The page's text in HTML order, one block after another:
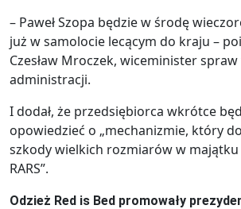
– Paweł Szopa będzie w środę
już w samolocie lecącym do kraju –
Czesław Mroczek, wiceminister
administracji.
I dodał, że przedsiębiorca wkrótce
opowiedzieć o „mechanizmie, który
szkody wielkich rozmiarów w
RARS”.
Odzież Red is Bed promowały